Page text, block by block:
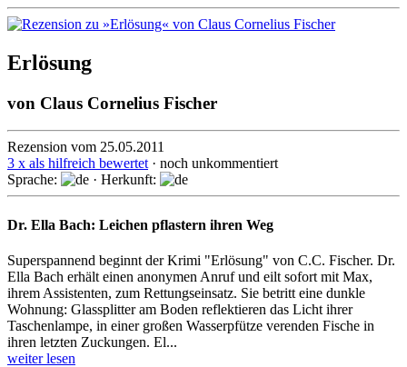
Erlösung
von Claus Cornelius Fischer
Rezension vom 25.05.2011
3 x als hilfreich bewertet · noch unkommentiert
Sprache:
· Herkunft:
Dr. Ella Bach: Leichen pflastern ihren Weg
Superspannend beginnt der Krimi "Erlösung" von C.C. Fischer. Dr.
Ella Bach erhält einen anonymen Anruf und eilt sofort mit Max,
ihrem Assistenten, zum Rettungseinsatz. Sie betritt eine dunkle
Wohnung: Glassplitter am Boden reflektieren das Licht ihrer
Taschenlampe, in einer großen Wasserpfütze verenden Fische in
ihren letzten Zuckungen. El...
weiter lesen